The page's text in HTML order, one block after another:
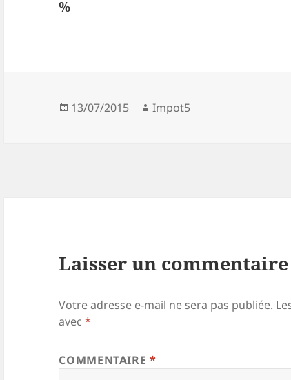
%
Publié
13/07/2015 Auteur
Impot5
Laisser un commentaire
Votre adresse e-mail ne sera pas publiée.
avec*
COMMENTAIRE*